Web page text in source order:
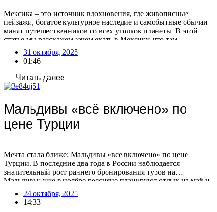
Мексика – это источник вдохновения, где живописные
пейзажи, богатое культурное наследие и самобытные обычаи
манят путешественников со всех уголков планеты. В этой
статье мы расскажем зачем ехать в Мексику, что там
посмотреть, нужна ли виза сейчас и как лететь в эту страну.
Зачем ехать в Мексику Мексика – популярное туристическое
направление, предлагающее отдых на пляжах […]
31 октября, 2025
01:46
Читать далее
Мальдивы «всё включено» по
цене Турции
Мечта стала ближе: Мальдивы «все включено» по цене
Турции. В последние два года в России наблюдается
значительный рост раннего бронирования туров на
Мальдивы: уже в ноябре россияне планируют отдых на май и
лето. На Мальдивах появляются отели, предлагающие сервис
в стиле турецких, по сопоставимым или даже более низким
ценам! Сезонные различия в составе отдыхающих Есть […]
24 октября, 2025
14:33